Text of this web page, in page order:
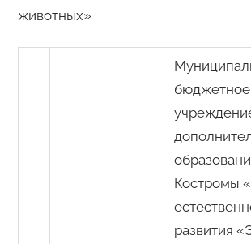
животных»
бюджетное
Костромы
развития